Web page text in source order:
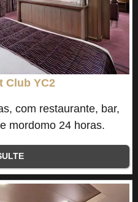
Club YC2
com restaurante, bar,
mordomo 24 horas.